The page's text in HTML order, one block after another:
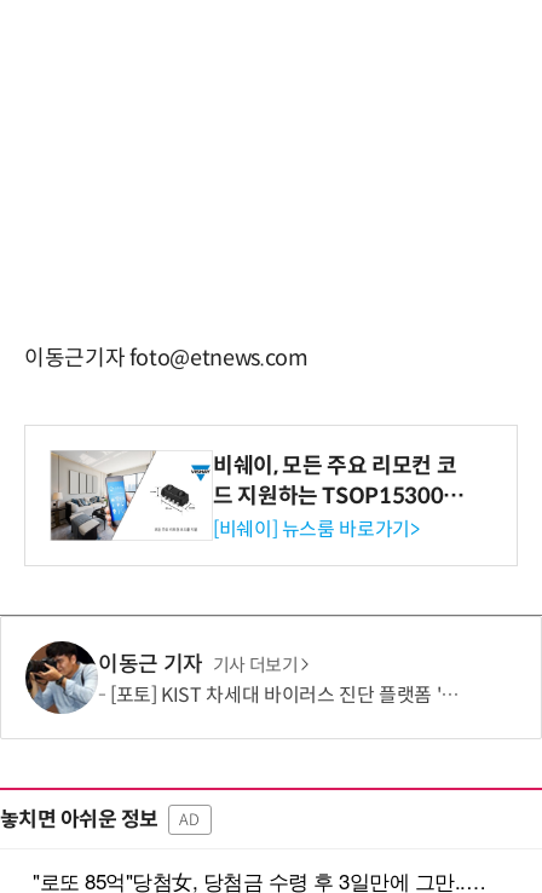
이동근기자 foto@etnews.com
비쉐이, 모든 주요 리모컨 코
드 지원하는 TSOP15300 시
리즈 IR 수신기 출시
[비쉐이] 뉴스룸 바로가기>
이동근 기자 기사 더보기
[포토] KIST 차세대 바이러스 진단 플랫폼 '퓨전 어세이' 개발
놓치면 아쉬운 정보 AD